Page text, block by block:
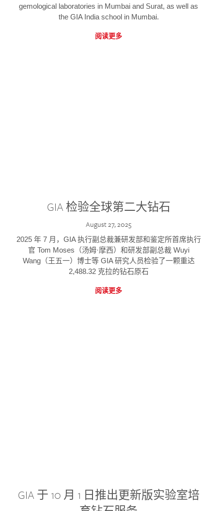
gemological laboratories in Mumbai and Surat, as well as
the GIA India school in Mumbai.
阅读更多
GIA 检验全球第二大钻石
August 27, 2025
2025 年 7 月，GIA 执行副总裁兼研发部和鉴定所首席执行
官 Tom Moses（汤姆·摩西）和研发部副总裁 Wuyi
Wang（王五一）博士等 GIA 研究人员检验了一颗重达
2,488.32 克拉的钻石原石
阅读更多
GIA 于 10 月 1 日推出更新版实验室培